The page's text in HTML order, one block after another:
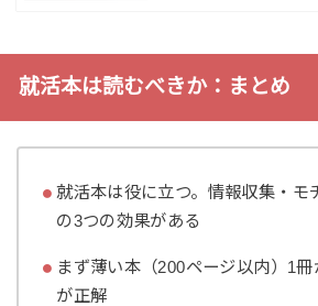
就活本は読むべきか：まとめ
就活本は役に立つ。情報収集・モ
の3つの効果がある
まず薄い本（200ページ以内）1
が正解